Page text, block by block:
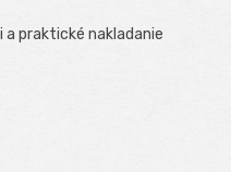
praktické nakladanie